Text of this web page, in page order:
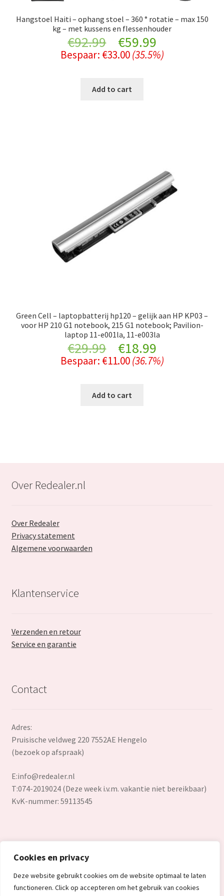
Cookies en privacy
Deze website gebruikt cookies om de website optimaal te laten
functioneren. Click op accepteren om het gebruik van cookies
Hangstoel Haiti – ophang stoel – 360 ° rotatie – max 150
kg – met kussens en flessenhouder
€92.99
Original
price
was:
€59.99Current
price
Bespaar: €33.00 (35.5%)
Add to cart
Green Cell – laptopbatterij hp120 – gelijk aan HP KP03 –
voor HP 210 G1 notebook, 215 G1 notebook; Pavilion-
laptop 11-e001la, 11-e003la
€29.99
Original
price
was:
€18.99Current
price
Bespaar: €11.00 (36.7%)
Add to cart
Over Redealer.nl
Over Redealer
Privacy statement
Algemene voorwaarden
Klantenservice
Verzenden en retour
Service en garantie
Contact
Adres:
Pruisische veldweg 220 7552AE Hengelo
(bezoek op afspraak)
E:info@redealer.nl
T:074-2019024 (Deze week i.v.m. vakantie niet bereikbaar)
KvK-nummer: 59113545
© Redealer.nl | Gecontroleerde retourproducten en nieuwe
overstockproducten tegen een onverslaanbare lage prijs.
2026